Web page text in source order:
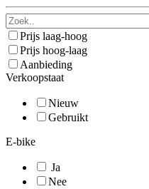
Prijs laag-hoog
Prijs hoog-laag
Aanbieding
Verkoopstaat
Nieuw
Gebruikt
E-bike
Ja
Nee